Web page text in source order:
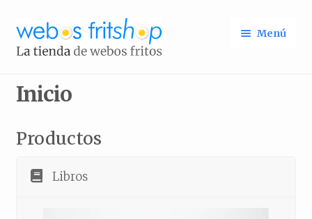
Ir
a
navegación
Ir
al
Menú
Inicio
Productos
Libros